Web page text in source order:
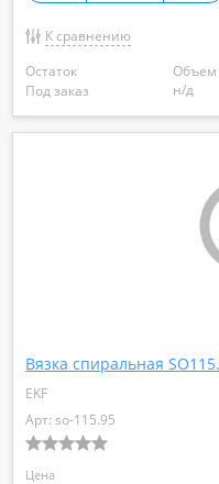
К сравнению
Остаток
Под заказ
Объем
н/д
Вязка спиральная
EKF
Арт: so-115.95
Цена